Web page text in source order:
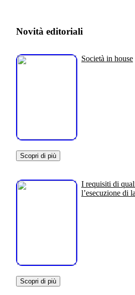
Novità editoriali
Società in house
Scopri di più
I requisiti di
l’esecuzione di
Scopri di più